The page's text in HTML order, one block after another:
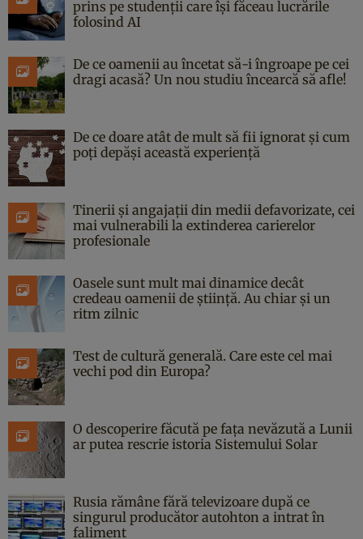
prins pe studenții care își făceau lucrările
folosind AI
De ce oamenii au încetat să-i îngroape pe cei
dragi acasă? Un nou studiu încearcă să afle!
De ce doare atât de mult să fii ignorat și cum
poți depăși această experiență
Tinerii și angajații din medii defavorizate, cei
mai vulnerabili la extinderea carierelor
profesionale
Oasele sunt mult mai dinamice decât
credeau oamenii de știință. Au chiar și un
ritm zilnic
Test de cultură generală. Care este cel mai
vechi pod din Europa?
O descoperire făcută pe fața nevăzută a Lunii
ar putea rescrie istoria Sistemului Solar
Rusia rămâne fără televizoare după ce
singurul producător autohton a intrat în
faliment